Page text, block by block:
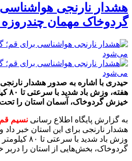
هشدار نارنجی
گردوخاک مهمان
حیدری با اشاره به صدور هشدار
خیزش گردوخاک، آسمان استان را
به گزارش پایگاه اطلاع رسانی نسیم قم
هشدار نارنجی برای این استان خبر داد
وزش باد شدید
گردوخاک، بخش‌هایی از استان را دربر